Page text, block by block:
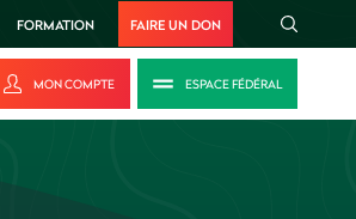
FORMATION FAIRE UN DON
MON COMPTE ESPACE FÉDÉRAL